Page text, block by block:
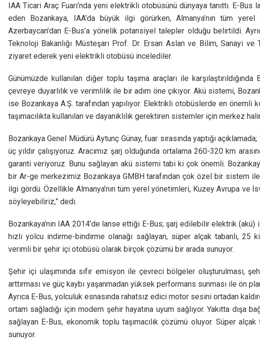
IAA Ticari Araç Fuarı’nda yeni elektrikli otobüsünü dünyaya tanıttı. E-Bus
eden Bozankaya, IAA’da büyük ilgi görürken, Almanya’nın tüm
Azerbaycan’dan E-Bus’a yönelik potansiyel talepler olduğu belirtildi.
Teknoloji Bakanlığı Müsteşarı Prof. Dr. Ersan Aslan ve Bilim, Sanayi ve
ziyaret ederek yeni elektrikli otobüsü incelediler.
Günümüzde kullanılan diğer toplu taşıma araçları ile
çevreye duyarlılık ve verimlilik ile bir adım öne çıkıyor. Akü sistemi,
ise Bozankaya A.Ş. tarafından yapılıyor. Elektrikli otobüslerde en önemli
taşımacılıkta kullanılan ve dayanıklılık gerektiren sistemler için merkez
Bozankaya Genel Müdürü Aytunç Günay, fuar sırasında yaptığı
üç yıldır çalışıyoruz. Aracımız şarj olduğunda ortalama 260-320 km
garanti veriyoruz. Bunu sağlayan akü sistemi tabi ki çok önemli.
bir Ar-ge merkezimiz Bozankaya GMBH tarafından çok özel bir sistem
ilgi gördü. Özellikle Almanya’nın tüm yerel yönetimleri, Kuzey Avrupa ve
söyleyebiliriz,” dedi.
Bozankaya’nın IAA 2014’de lanse ettiği E-Bus; şarj edilebilir elektrik (akü)
hızlı yolcu indirme-bindirme olanağı sağlayan, süper alçak tabanlı,
verimli bir şehir içi otobüsü olarak birçok çözümü bir arada sunuyor.
Şehir içi ulaşımında sıfır emisyon ile çevreci bölgeler oluşturulması,
arttırması ve güç kaybı yaşanmadan yüksek performans sunması ile ön
Ayrıca E-Bus, yolculuk esnasında rahatsız edici motor sesini ortadan
ortam sağladığı için modern şehir hayatına uyum sağlıyor. Yakıtta dışa
sağlayan E-Bus, ekonomik toplu taşımacılık çözümü oluyor. Süper
sunuyor.